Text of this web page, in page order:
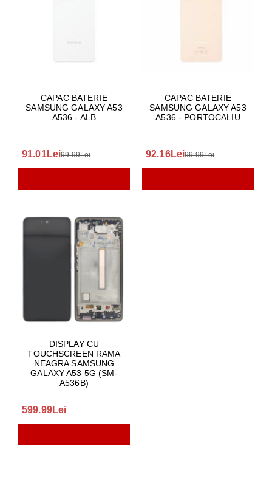
CAPAC BATERIE
SAMSUNG GALAXY A53
A536 - ALB
91.01Lei99.99Lei
CAPAC BATERIE
SAMSUNG GALAXY A53
A536 - PORTOCALIU
92.16Lei99.99Lei
DISPLAY CU
TOUCHSCREEN RAMA
NEAGRA SAMSUNG
GALAXY A53 5G (SM-
A536B)
599.99Lei